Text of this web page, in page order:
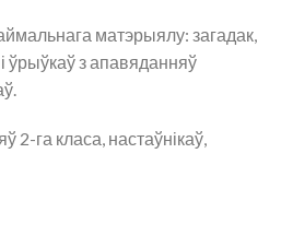
матэрыялу: загадак,
ўрыўкаў з апавяданняў
2-га класа, настаўнікаў,